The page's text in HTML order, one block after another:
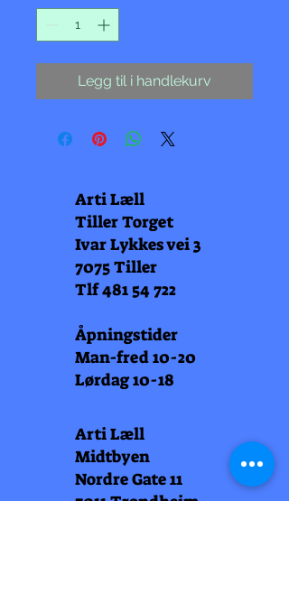
Legg til i handlekurv
Arti Læll
Tiller Torget
Ivar Lykkes vei 3
7075 Tiller
Tlf481 54 722
Åpningstider
Man-fred 10-20
Lørdag 10-18
Arti Læll
Midtbyen
Nordre Gate 11
7011 Trondheim